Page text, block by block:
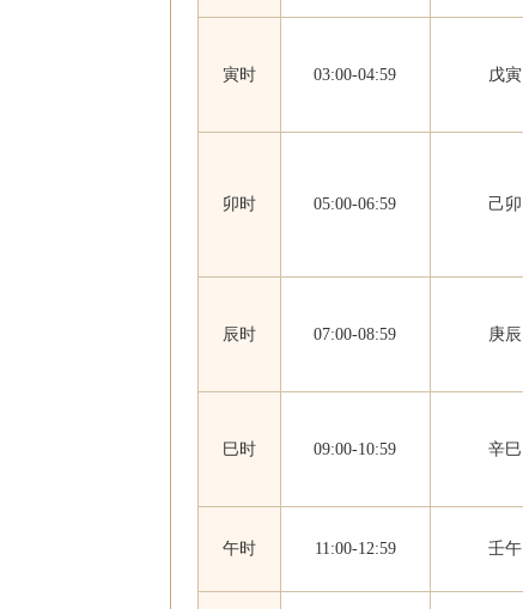
寅时 03:00-04:59 戊寅
卯时 05:00-06:59 己卯
辰时 07:00-08:59 庚辰
巳时 09:00-10:59 辛巳
午时 11:00-12:59 壬午